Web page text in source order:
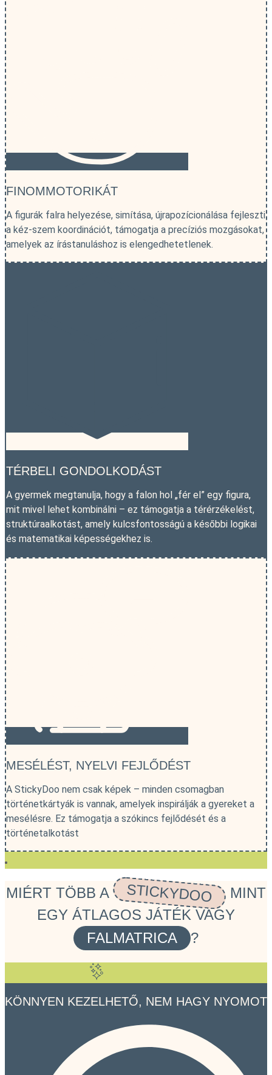
FINOMMOTORIKÁT
A figurák falra helyezése, simítása, újrapozícionálása fejleszti
a kéz-szem koordinációt, támogatja a precíziós mozgásokat,
amelyek az írástanuláshoz is elengedhetetlenek.
TÉRBELI GONDOLKODÁST
A gyermek megtanulja, hogy a falon hol „fér el” egy figura,
mit mivel lehet kombinálni – ez támogatja a térérzékelést,
struktúraalkotást, amely kulcsfontosságú a későbbi logikai
és matematikai képességekhez is.
MESÉLÉST, NYELVI FEJLŐDÉST
A StickyDoo nem csak képek – minden csomagban
történetkártyák is vannak, amelyek inspirálják a gyereket a
mesélésre. Ez támogatja a szókincs fejlődését és a
történetalkotást
MIÉRT TÖBB A STICKYDOO
MINT
EGY ÁTLAGOS JÁTÉK VAGY
FALMATRICA
?
KÖNNYEN KEZELHETŐ, NEM HAGY NYOMOT